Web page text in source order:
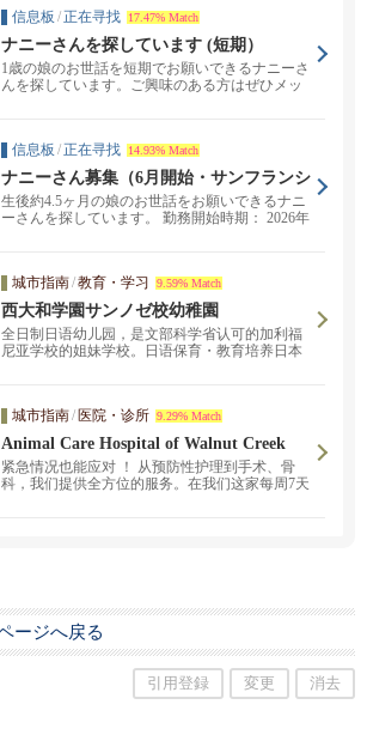
信息板 /正在寻找 17.47% Match
ナニーさんを探しています (短期）
1歳の娘のお世話を短期でお願いできるナニーさ
んを探しています。ご興味のある方はぜひメッ
信息板 /正在寻找 14.93% Match
ナニーさん募集（6月開始・サンフランシ
スコ）
生後約4.5ヶ月の娘のお世話をお願いできるナニ
ーさんを探しています。 勤務開始時期： 2026年
城市指南/教育・学习 9.59% Match
西大和学園サンノゼ校幼稚園
全日制日语幼儿园，是文部科学省认可的加利福
尼亚学校的姐妹学校。日语保育・教育培养日本
城市指南/ 医院・诊所 9.29% Match
Animal Care Hospital of Walnut Creek
紧急情况也能应对 ！ 从预防性护理到手术、骨
科，我们提供全方位的服务。在我们这家每周7天
ージへ戻る
引用登録 変更 消去